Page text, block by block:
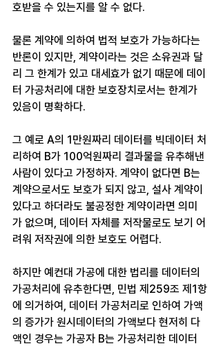
호받을 수 있는지를 알 수 없다.
물론 계약에 의하여 법적 보호가 가능하다는
반론이 있지만, 계약이라는 것은 소유권과 달
리 그 한계가 있고 대세효가 없기 때문에 데이
터 가공처리에 대한 보호장치로서는 한계가
있음이 명확하다.
그 예로 A의 1만원짜리 데이터를 빅데이터 처
리하여 B가 100억원짜리 결과물을 유추해낸
사람이 있다고 가정하자. 계약이 없다면 B는
계약으로서도 보호가 되지 않고, 설사 계약이
있다고 하더라도 불공정한 계약이라면 의미
가 없으며, 데이터 자체를 저작물로도 보기 어
려워 저작권에 의한 보호도 어렵다.
하지만 예컨대 가공에 대한 법리를 데이터의
가공처리에 유추한다면, 민법 제259조 제1항
에 의거하여, 데이터 가공처리로 인하여 가액
의 증가가 원시데이터의 가액보다 현저히 다
액인 경우는 가공자 B는 가공처리한 데이터